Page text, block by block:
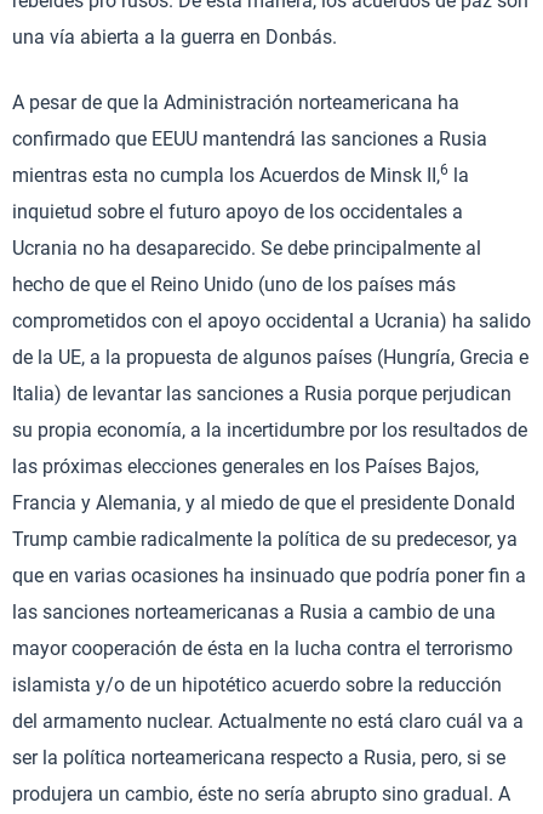
una vía abierta a la guerra en Donbás.
A pesar de que la Administración norteamericana ha
confirmado que EEUU mantendrá las sanciones a Rusia
mientras esta no cumpla los Acuerdos de Minsk II,6 la
inquietud sobre el futuro apoyo de los occidentales a
Ucrania no ha desaparecido. Se debe principalmente al
hecho de que el Reino Unido (uno de los países más
comprometidos con el apoyo occidental a Ucrania) ha salido
de la UE, a la propuesta de algunos países (Hungría, Grecia e
Italia) de levantar las sanciones a Rusia porque perjudican
su propia economía, a la incertidumbre por los resultados de
las próximas elecciones generales en los Países Bajos,
Francia y Alemania, y al miedo de que el presidente Donald
Trump cambie radicalmente la política de su predecesor, ya
que en varias ocasiones ha insinuado que podría poner fin a
las sanciones norteamericanas a Rusia a cambio de una
mayor cooperación de ésta en la lucha contra el terrorismo
islamista y/o de un hipotético acuerdo sobre la reducción
del armamento nuclear. Actualmente no está claro cuál va a
ser la política norteamericana respecto a Rusia, pero, si se
produjera un cambio, éste no sería abrupto sino gradual. A